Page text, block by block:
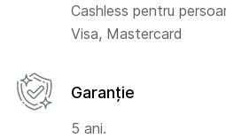
Cashless pentru
Visa, Mastercard
Garanție
5 ani.